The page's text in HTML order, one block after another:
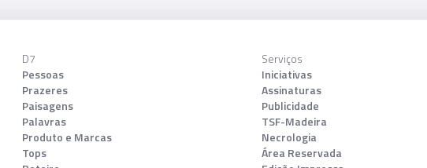
D7
Pessoas
Prazeres
Paisagens
Palavras
Produto e Marcas
Tops
Serviços
Iniciativas
Assinaturas
Publicidade
TSF-Madeira
Necrologia
Área Reservada